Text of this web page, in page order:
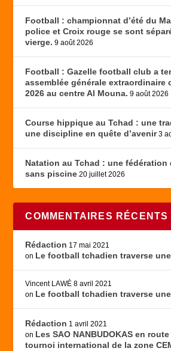
Football : championnat d’été du
police et Croix rouge se sont
vierge. 9 août 2026
Football : Gazelle football club a
assemblée générale extraordinaire
2026 au centre Al Mouna. 9 août 2026
Course hippique au Tchad : une
une discipline en quête d’avenir 3
Natation au Tchad : une fédération
sans piscine 20 juillet 2026
COMMENTAIRES RÉCENTS
Rédaction 17 mai 2021
on Le football tchadien traverse
Vincent LAWÉ 8 avril 2021
on Le football tchadien traverse
Rédaction 1 avril 2021
on Les SAO NANBUDOKAS en
tournoi international de la zone